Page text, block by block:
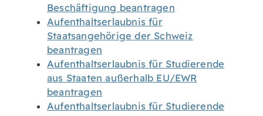
Beschäftigung beantragen
Aufenthaltserlaubnis für
Staatsangehörige der Schweiz
beantragen
Aufenthaltserlaubnis für Studierende
aus Staaten außerhalb EU/EWR
beantragen
Aufenthaltserlaubnis für Studierende